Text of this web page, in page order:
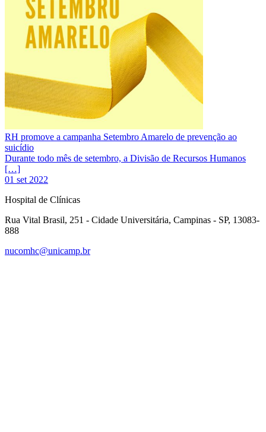
RH promove a campanha Setembro Amarelo de prevenção ao
suicídio
Durante todo mês de setembro, a Divisão de Recursos Humanos
[…]
01 set 2022
Hospital de Clínicas
Rua Vital Brasil, 251 - Cidade Universitária, Campinas - SP, 13083-
888
nucomhc@unicamp.br